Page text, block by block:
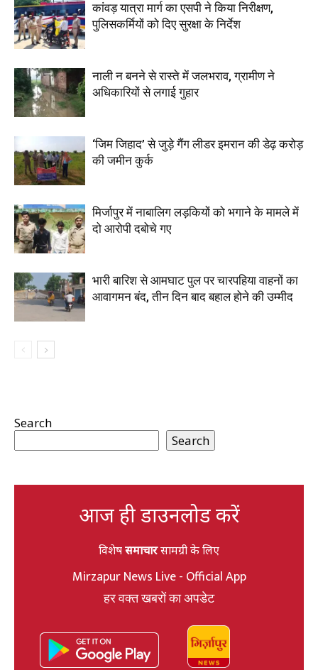
कांवड़ यात्रा मार्ग का एसपी ने किया निरीक्षण,
पुलिसकर्मियों को दिए सुरक्षा के निर्देश
नाली न बनने से रास्ते में जलभराव, ग्रामीण ने
अधिकारियों से लगाई गुहार
‘जिम जिहाद’ से जुड़े गैंग लीडर इमरान की डेढ़ करोड़
की जमीन कुर्क
मिर्जापुर में नाबालिग लड़कियों को भगाने के मामले में
दो आरोपी दबोचे गए
भारी बारिश से आमघाट पुल पर चारपहिया वाहनों का
आवागमन बंद, तीन दिन बाद बहाल होने की उम्मीद
Search
Search
आज ही डाउनलोड करें
विशेषसमाचारसामग्री के लिए
Mirzapur News Live - Official App
हर वक्त खबरों का अपडेट